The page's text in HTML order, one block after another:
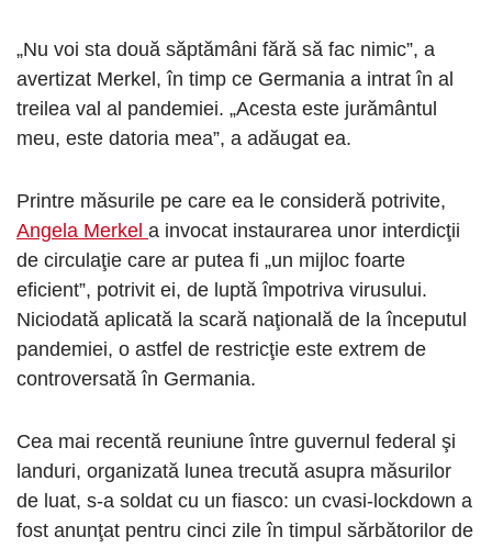
„Nu voi sta două săptămâni fără să fac nimic”, a
avertizat Merkel, în timp ce Germania a intrat în al
treilea val al pandemiei. „Acesta este jurământul
meu, este datoria mea”, a adăugat ea.
Printre măsurile pe care ea le consideră potrivite,
Angela Merkel a invocat instaurarea unor interdicţii
de circulaţie care ar putea fi „un mijloc foarte
eficient”, potrivit ei, de luptă împotriva virusului.
Niciodată aplicată la scară naţională de la începutul
pandemiei, o astfel de restricţie este extrem de
controversată în Germania.
Cea mai recentă reuniune între guvernul federal şi
landuri, organizată lunea trecută asupra măsurilor
de luat, s-a soldat cu un fiasco: un cvasi-lockdown a
fost anunţat pentru cinci zile în timpul sărbătorilor de